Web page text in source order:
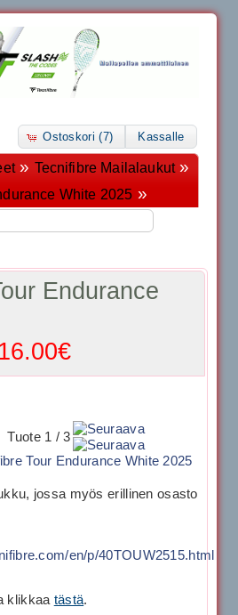
Ostoskori (7) Kassalle
» Tecnifibre Mailalaukut»
White 2025 »
Endurance
Tuote 1 / 3
Tour Endurance White 2025
jossa myös erillinen osasto
en/p/40TOUW2515.html
klikkaa tästä.